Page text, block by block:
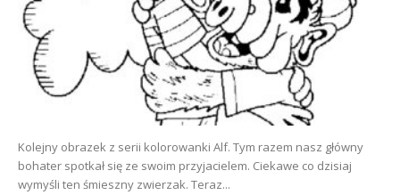
Kolejny obrazek z serii kolorowanki Alf. Tym razem nasz główny
bohater spotkał się ze swoim przyjacielem. Ciekawe co dzisiaj
wymyśli ten śmieszny zwierzak. Teraz...